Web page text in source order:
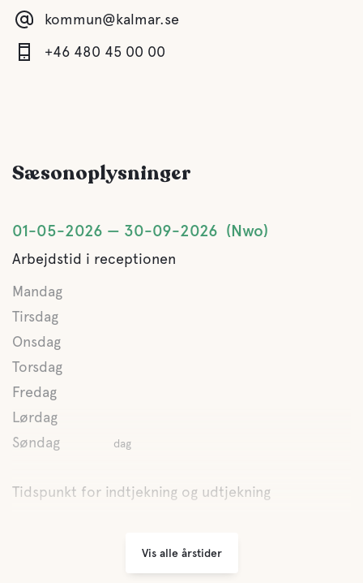
kommun@kalmar.se
+46 480 45 00 00
Sæsonoplysninger
01-05-2026 30-09-2026 Nwo
Arbejdstid i receptionen
Mandag
Tirsdag
Onsdag
Torsdag
Fredag
Lørdag
Søndag
dag
Tidspunkt for indtjekning og udtjekning
Vis alle årstider